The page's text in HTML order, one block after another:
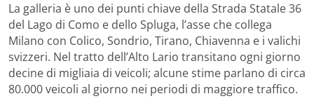
La galleria è uno dei punti chiave della Strada Statale 36
del Lago di Como e dello Spluga, l’asse che collega
Milano con Colico, Sondrio, Tirano, Chiavenna e i valichi
svizzeri. Nel tratto dell’Alto Lario transitano ogni giorno
decine di migliaia di veicoli; alcune stime parlano di circa
80.000 veicoli al giorno nei periodi di maggiore traffico.